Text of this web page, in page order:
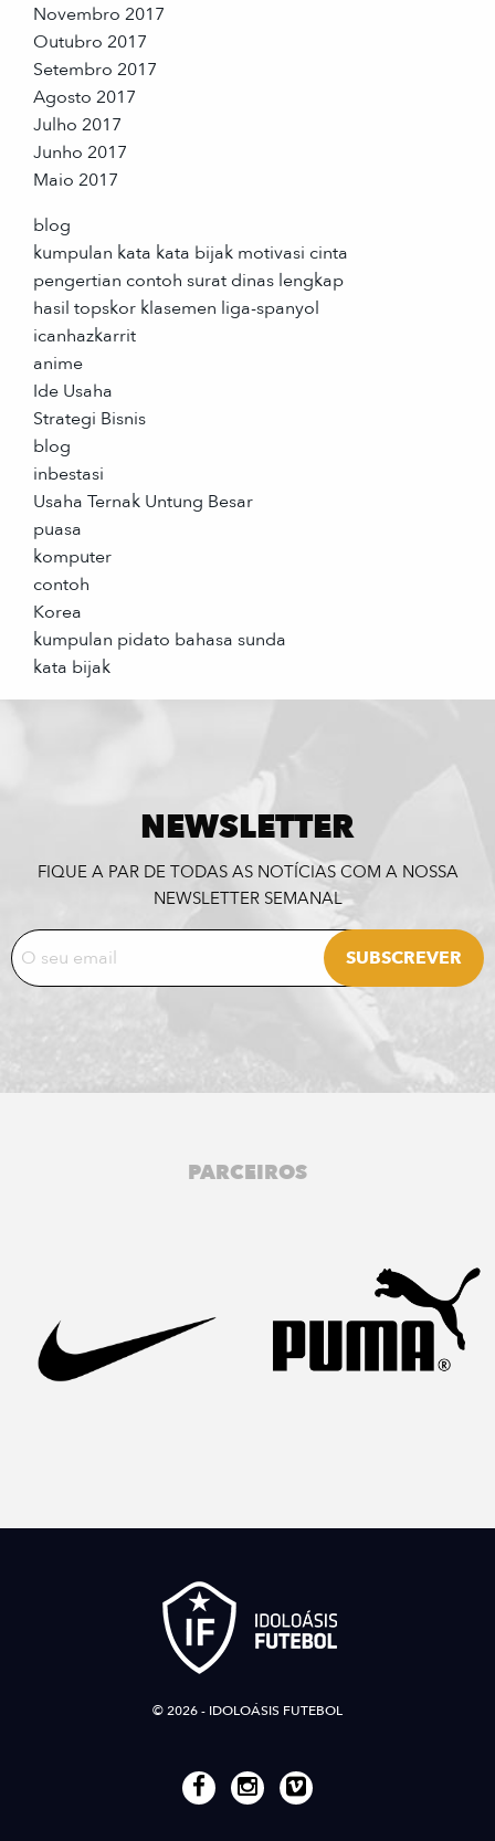
Novembro 2017
Outubro 2017
Setembro 2017
Agosto 2017
Julho 2017
Junho 2017
Maio 2017
blog
kumpulan kata kata bijak motivasi cinta
pengertian contoh surat dinas lengkap
hasil topskor klasemen liga-spanyol
icanhazkarrit
anime
Ide Usaha
Strategi Bisnis
blog
inbestasi
Usaha Ternak Untung Besar
puasa
komputer
contoh
Korea
kumpulan pidato bahasa sunda
kata bijak
NEWSLETTER
FIQUE A PAR DE TODAS AS NOTÍCIAS COM A NOSSA
NEWSLETTER SEMANAL
PARCEIROS
© 2026 - IDOLOÁSIS FUTEBOL